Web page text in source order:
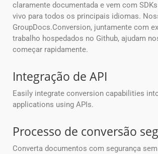
claramente documentada e vem com
vivo para todos os principais idiomas.
GroupDocs.Conversion, juntamente com
trabalho hospedados no Github, ajudam
começar rapidamente.
Integração de API
Easily integrate conversion capabilities
applications using APIs.
Processo de conversão
Converta documentos com segurança